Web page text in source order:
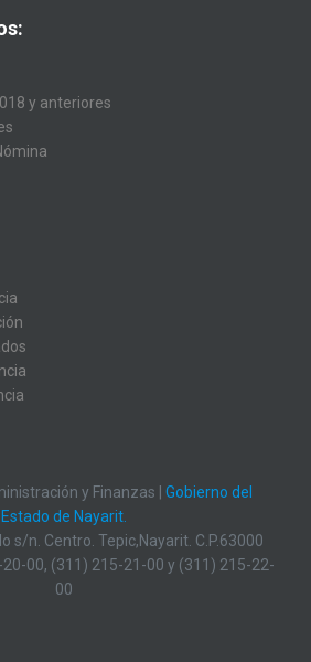
y anteriores
y Finanzas | Gobierno del
Estado de Nayarit.
s/n. Centro. Tepic,Nayarit. C.P.63000
00, (311) 215-21-00 y (311) 215-22-
00